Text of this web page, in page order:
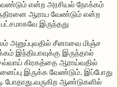
என்ற அரசியல் நோக்கம்
ஆராய வேண்டும் என்ற
இருந்தது
அனுப்புவதில் சீனாவை மிஞ்ச
இந்தியாவுக்கு இருந்தால்
கிரகத்தை ஆராய்வதில்
இருக்க வேண்டும். இப்போது
போதாது.வருகிற ஆண்டுகளில்